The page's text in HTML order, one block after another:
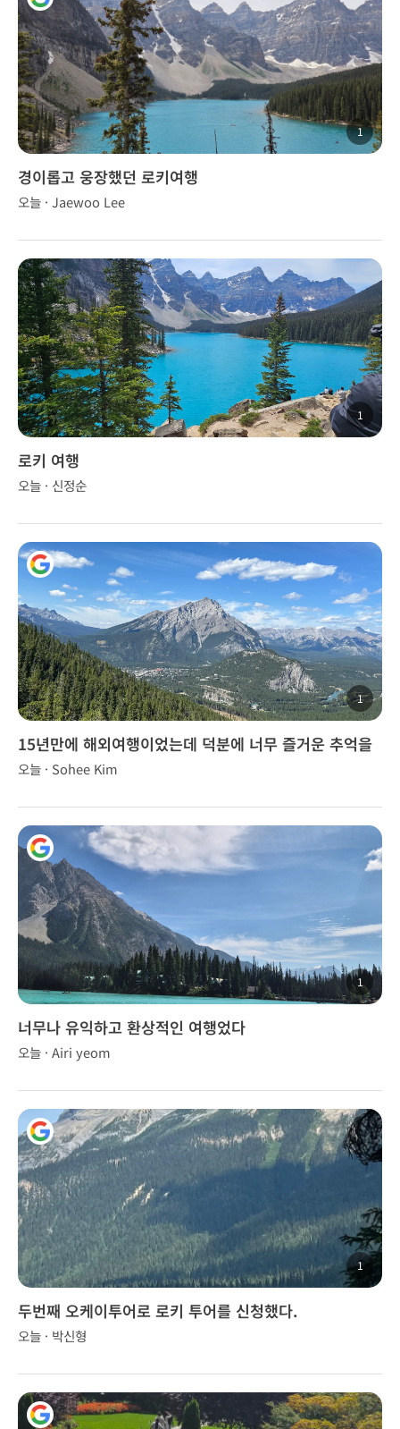
1
경이롭고 웅장했던 로키여행
오늘 · Jaewoo Lee
1
로키 여행
오늘 · 신정순
1
15년만에 해외여행이었는데 덕분에 너무 즐거운 추억을
만들었습니다.
오늘 · Sohee Kim
1
너무나 유익하고 환상적인 여행었다
오늘 · Airi yeom
1
두번째 오케이투어로 로키 투어를 신청했다.
오늘 · 박신형